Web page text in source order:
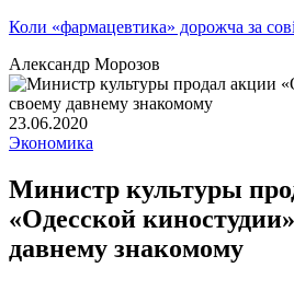
Коли «фармацевтика» дорожча за
Александр Морозов
23.06.2020
Экономика
Министр культуры
«Одесской
давнему знакомому